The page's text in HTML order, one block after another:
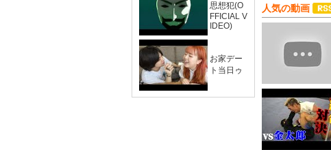
思想犯(O
FFICIAL V
IDEO)
お家デー
ト当日ゥ
人気の動画